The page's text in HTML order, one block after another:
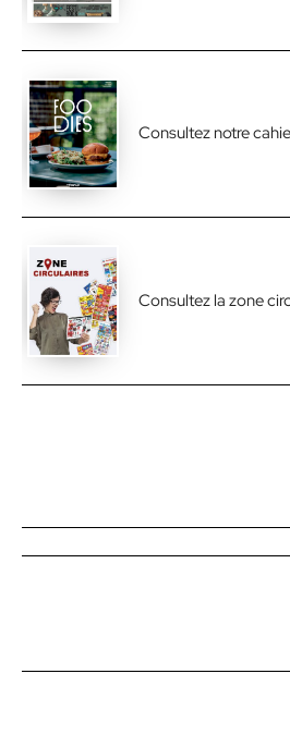
Consultez notre
Consultez la zone